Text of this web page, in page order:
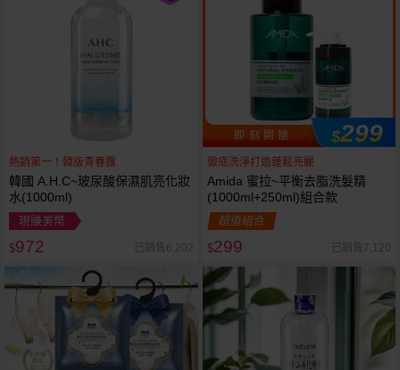
熱銷第一！韓版青春露
韓國 A.H.C~玻尿酸保濕肌亮化妝
水(1000ml)
現賺美幣
$972 已銷售6,202
即 刻 開 搶 $299
徹底洗淨打造蓬鬆亮麗
Amida 蜜拉~平衡去脂洗髮精
(1000ml+250ml)組合款
超值組合
$299 已銷售7,120